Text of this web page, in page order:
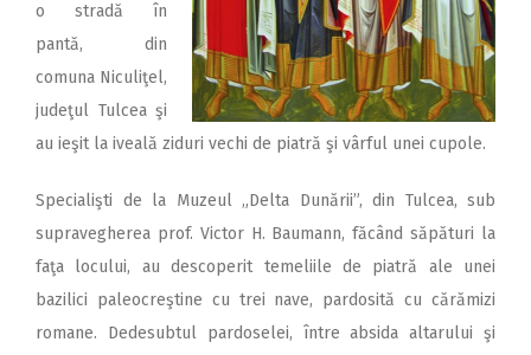
o stradă în
pantă, din
comuna Niculiţel,
judeţul Tulcea şi
au ieşit la iveală ziduri vechi de piatră şi vârful unei cupole.
Specialişti de la Muzeul „Delta Dunării”, din Tulcea, sub
supravegherea prof. Victor H. Baumann, făcând săpături la
faţa locului, au descoperit temeliile de piatră ale unei
bazilici paleocreştine cu trei nave, pardosită cu cărămizi
romane. Dedesubtul pardoselei, între absida altarului şi